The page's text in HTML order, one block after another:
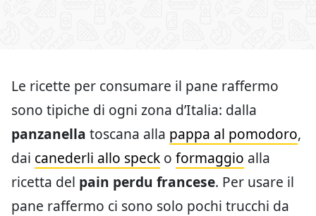
Le ricette per consumare il pane raffermo
sono tipiche di ogni zona d’Italia: dalla
panzanella toscana alla pappa al pomodoro,
dai canederli allo speck o formaggio alla
ricetta del pain perdu francese. Per usare il
pane raffermo ci sono solo pochi trucchi da